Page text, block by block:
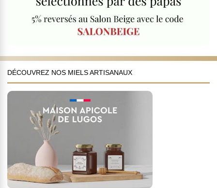
DÉCOUVREZ NOS MIELS ARTISANAUX